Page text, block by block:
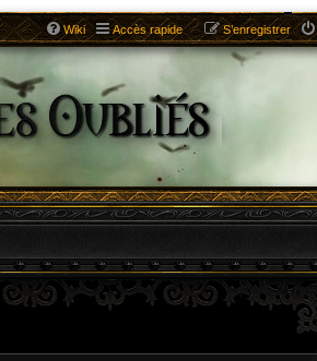
Wiki Accès rapide S’enregistrer